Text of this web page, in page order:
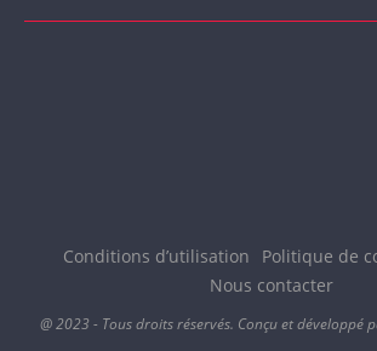
Conditions d’utilisation
Politique de
Nous contacter
@ 2023 - Tous droits réservés. Conçu et développé